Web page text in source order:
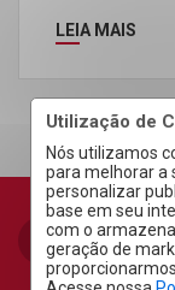
Utilização de
Nós utilizamos
para melhorar a
personalizar
base em seu
com o
geração de
LEIA MAIS